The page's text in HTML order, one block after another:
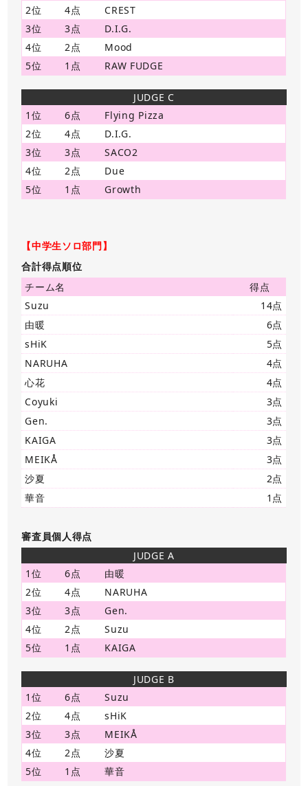
2位
4点
CREST
3位
3点
D.I.G.
4位
2点
Mood
5位
1点 RAW FUDGE
JUDGE C
1位
6点
Flying Pizza
2位
4点
D.I.G.
3位
3点
SACO2
4位
2点
Due
5位
1点 Growth
【中学生ソロ部門】
合計得点順位
チーム名
得点
Suzu
14点
由暖
6点
sHiK
5点
NARUHA
4点
心花
4点
Coyuki
3点
Gen.
3点
KAIGA
3点
MEIKÅ
3点
沙夏
2点
華音
1点
審査員個人得点
JUDGE A
1位
6点
由暖
2位
4点
NARUHA
3位
3点
Gen.
4位
2点
Suzu
5位
1点 KAIGA
JUDGE B
1位
6点
Suzu
2位
4点
sHiK
3位
3点
MEIKÅ
4位
2点
沙夏
5位
1点 華音